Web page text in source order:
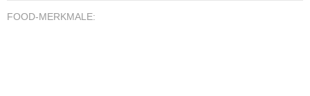
FOOD-MERKMALE: